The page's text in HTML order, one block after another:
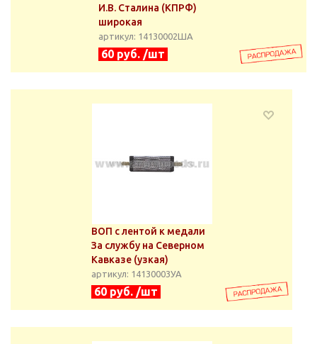
И.В. Сталина (КПРФ)
широкая
артикул: 14130002ША
60 руб. /шт
ВОП с лентой к медали
За службу на Северном
Кавказе (узкая)
артикул: 14130003УА
60 руб. /шт